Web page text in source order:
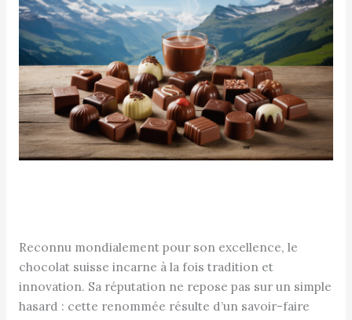
Reconnu mondialement pour son excellence, le
chocolat suisse incarne à la fois tradition et
innovation. Sa réputation ne repose pas sur un simple
hasard : cette renommée résulte d’un savoir-faire